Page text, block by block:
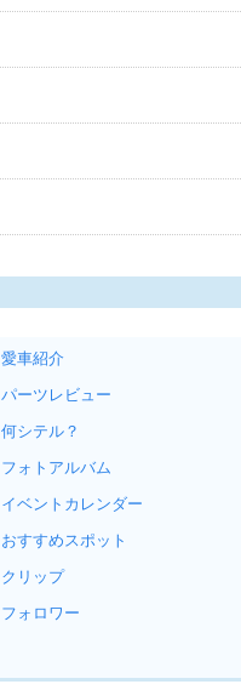
愛車紹介
パーツレビュー
何シテル？
フォトアルバム
イベントカレンダー
おすすめスポット
クリップ
フォロワー